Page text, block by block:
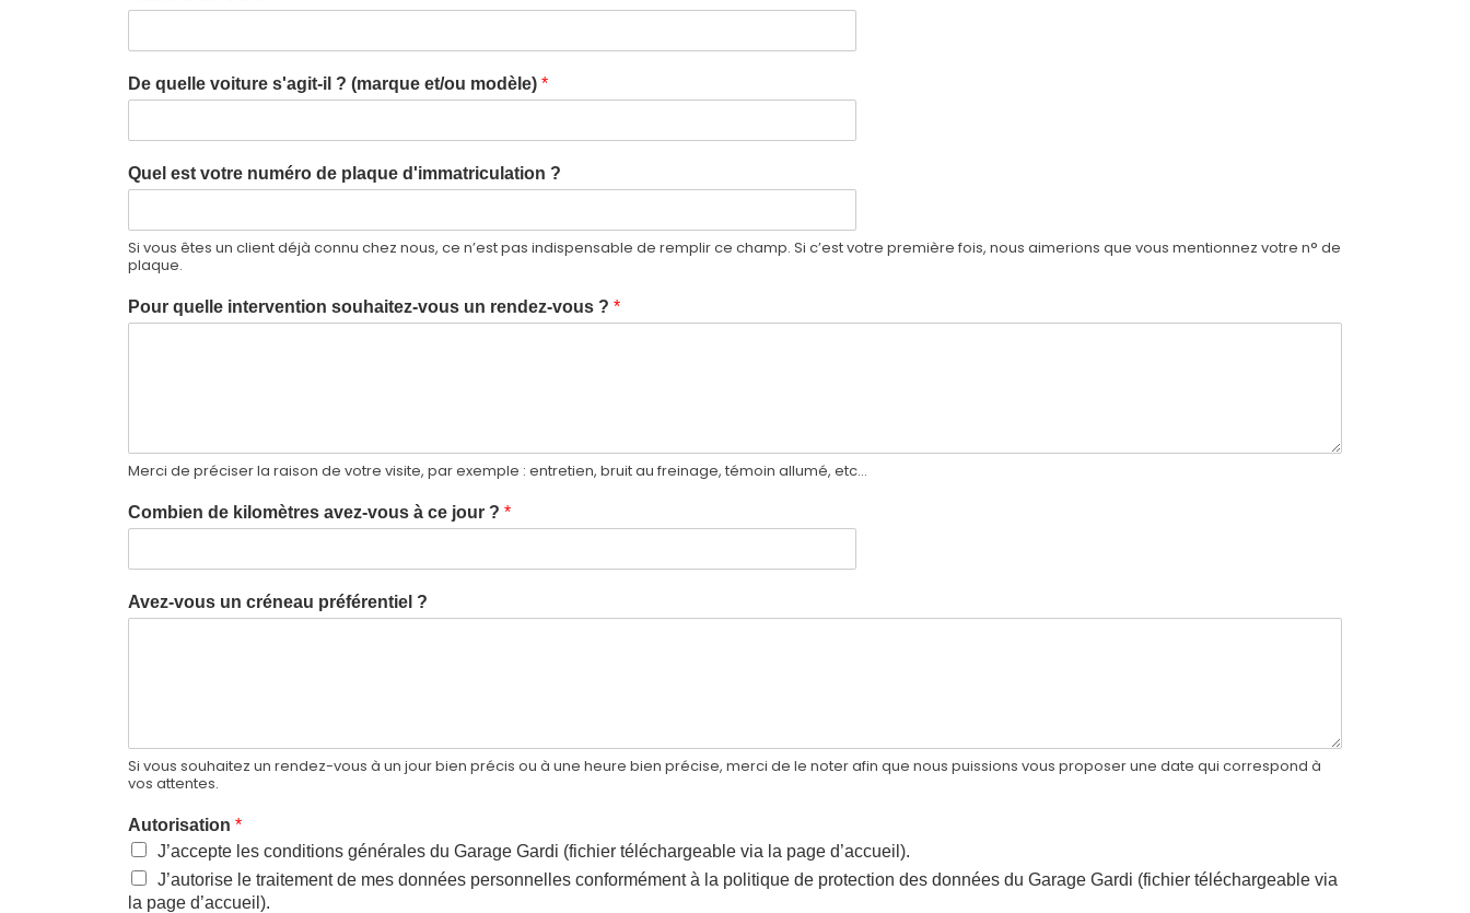
De quelle voiture s'agit-il ? (marque et/ou modèle) *
Quel est votre numéro de plaque d'immatriculation ?
Si vous êtes un client déjà connu chez nous, ce n’est pas indispensable de remplir ce champ. Si c’est votre première fois, nous aimerions que vous mentionnez votre n° de
plaque.
Pour quelle intervention souhaitez-vous un rendez-vous ? *
Merci de préciser la raison de votre visite, par exemple : entretien, bruit au freinage, témoin allumé, etc…
Combien de kilomètres avez-vous à ce jour ? *
Avez-vous un créneau préférentiel ?
Si vous souhaitez un rendez-vous à un jour bien précis ou à une heure bien précise, merci de le noter afin que nous puissions vous proposer une date qui correspond à
vos attentes.
Autorisation *
J’accepte les conditions générales du Garage Gardi (fichier téléchargeable via la page d’accueil).
J’autorise le traitement de mes données personnelles conformément à la politique de protection des données du Garage Gardi (fichier téléchargeable via
la page d’accueil).